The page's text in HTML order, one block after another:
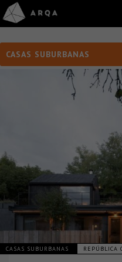
CASAS SUBURBANAS
CASAS SUBURBANAS REPÚBLICA